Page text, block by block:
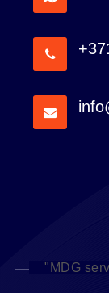
"MDG